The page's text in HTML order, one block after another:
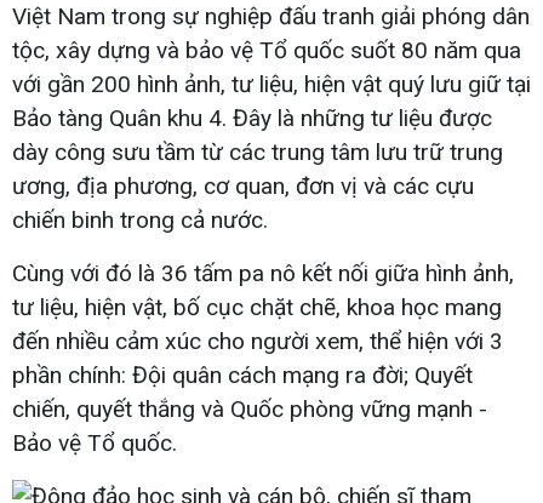
Việt Nam trong sự nghiệp đấu tranh giải phóng dân
tộc, xây dựng và bảo vệ Tổ quốc suốt 80 năm qua
với gần 200 hình ảnh, tư liệu, hiện vật quý lưu giữ tại
Bảo tàng Quân khu 4. Đây là những tư liệu được
dày công sưu tầm từ các trung tâm lưu trữ trung
ương, địa phương, cơ quan, đơn vị và các cựu
chiến binh trong cả nước.
Cùng với đó là 36 tấm pa nô kết nối giữa hình ảnh,
tư liệu, hiện vật, bố cục chặt chẽ, khoa học mang
đến nhiều cảm xúc cho người xem, thể hiện với 3
phần chính: Đội quân cách mạng ra đời; Quyết
chiến, quyết thắng và Quốc phòng vững mạnh -
Bảo vệ Tổ quốc.